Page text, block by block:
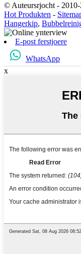
© Auteursrjocht -
Hot Produkten -
Hangerkip,
E-post ferstjoere
WhatsApp
x